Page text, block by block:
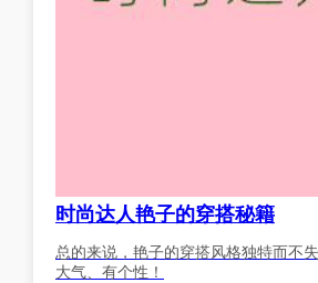
时尚达人艳子的穿搭秘籍
总的来说，艳子的穿搭风格独特而不
大气、有个性！